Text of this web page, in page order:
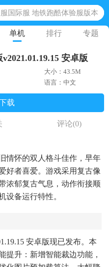
版 点亮星空共庆周年
腾讯正版 黎明觉醒生机国际服
正版奥特曼游戏
单机 排行 专题
安卓版
大小：43.5M
语言：中文
载
评论(0)
情怀的双人格斗佳作，早年
好者喜爱。游戏采用复古像
浓郁复古气息，动作衔接顺
设备运行特性。
安卓版现已发布。本
提升：新增智能裁边功能，